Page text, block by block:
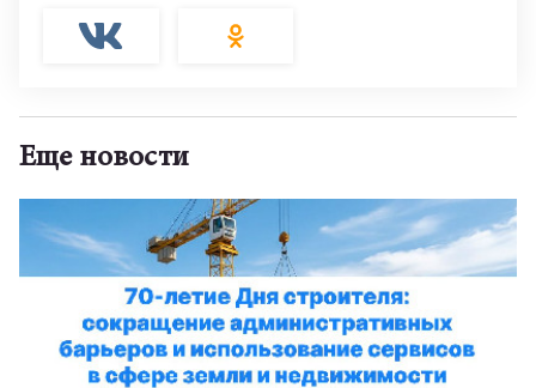
Еще новости